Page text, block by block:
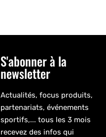
S'abonner à la
newsletter
Actualités, focus produits,
partenariats, événements
sportifs,... tous les 3 mois
recevez des infos qui